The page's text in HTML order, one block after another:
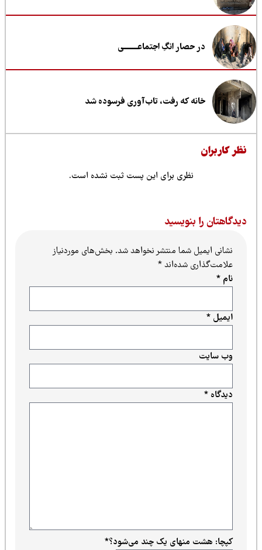
در حصار انگِ اجتماعــــــــی
خانه که رفت، تاب‌آوری فرسوده شد
کاربران
نظری برای این پست ثبت نشده است.
را بنویسید
نشانی ایمیل شما منتشر نخواهد شد.بخش‌های موردنیاز
علامت‌گذاری شده‌اند*
دیدگاه*
ایمیل*
وب‌ سایت
کپچا: هشت منهای یک چند می‌شود؟*